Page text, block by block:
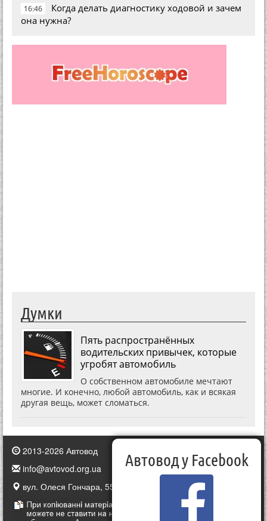
16:46
Когда делать диагностику ходовой и зачем
она нужна?
Думки
Пять распространённых
водительских привычек, которые
угробят автомобиль
О собственном автомобиле мечтают
многие. И конечно, любой автомобиль, как и всякая
другая вещь, может сломаться.
2013-2026 Автовод
info@avtovod.org.ua
вул. Олеся Гончара, 55, Київ, Україна
Автовод у Facebook